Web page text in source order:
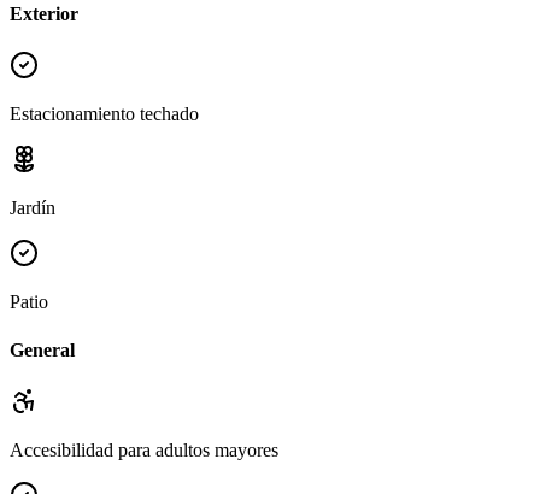
Exterior
Estacionamiento techado
Jardín
Patio
General
Accesibilidad para adultos mayores